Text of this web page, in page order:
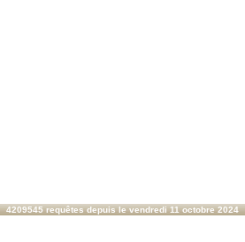
4209545 requêtes depuis le vendredi 11 octobre 2024